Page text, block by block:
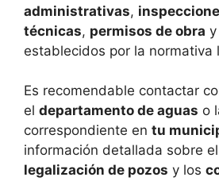
administrativas,
técnicas, permisos de obra
establecidos por la normativa
Es recomendable contactar
el departamento de aguas o
correspondiente en tu
información detallada sobre el
legalización de pozos y los